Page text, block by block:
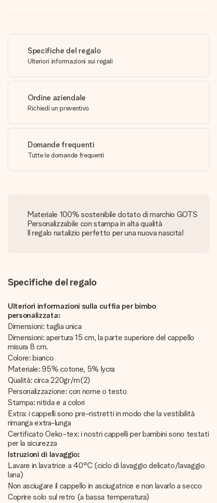
Specifiche del regalo
Ulteriori informazioni sui regali
Ordine aziendale
Richiedi un preventivo
Domande frequenti
Tutte le domande frequenti
Materiale 100% sostenibile dotato di marchio GOTS
Personalizzabile con stampa in alta qualità
Il regalo natalizio perfetto per una nuova nascita!
Specifiche del regalo
Ulteriori informazioni sulla cuffia per bimbo
personalizzata:
Dimensioni: taglia unica
Dimensioni: apertura 15 cm, la parte superiore del cappello
misura 8 cm.
Colore: bianco
Materiale: 95% cotone, 5% lycra
Qualità: circa 220gr/m(2)
Personalizzazione: con nome o testo
Stampa: nitida e a colori
Extra: i cappelli sono pre-ristretti in modo che la vestibilità
rimanga extra-lunga
Certificato Oeko-tex: i nostri cappelli per bambini sono testati
per la sicurezza
Istruzioni di lavaggio:
Lavare in lavatrice a 40°C (ciclo di lavaggio delicato/lavaggio
lana)
Non asciugare il cappello in asciugatrice e non lavarlo a secco
Coprire solo sul retro (a bassa temperatura)